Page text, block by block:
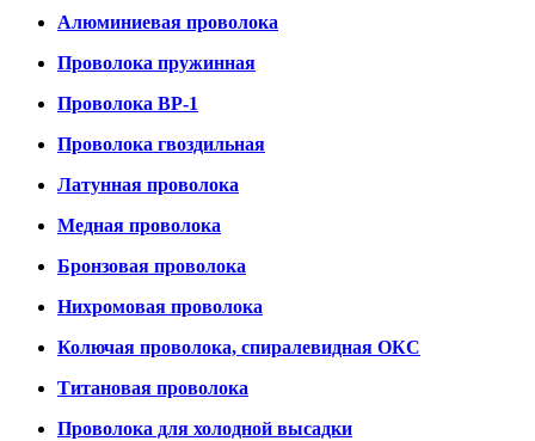
Алюминиевая проволока
Проволока пружинная
Проволока ВР-1
Проволока гвоздильная
Латунная проволока
Медная проволока
Бронзовая проволока
Нихромовая проволока
Колючая проволока, спиралевидная ОКС
Титановая проволока
Проволока для холодной высадки